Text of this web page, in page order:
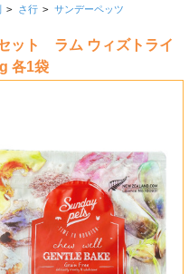
> さ行 > サンデーペッツ
ット ラム ウィズトライ
各1袋